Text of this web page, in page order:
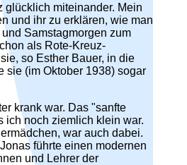
glücklich miteinander. Mein
und ihr zu erklären, wie man
Samstagmorgen zum
als Rote-Kreuz-
so Esther Bauer, in die
sie (im Oktober 1938) sogar
krank war. Das "sanfte
ich noch ziemlich klein war.
war auch dabei.
führte einen modernen
und Lehrer der